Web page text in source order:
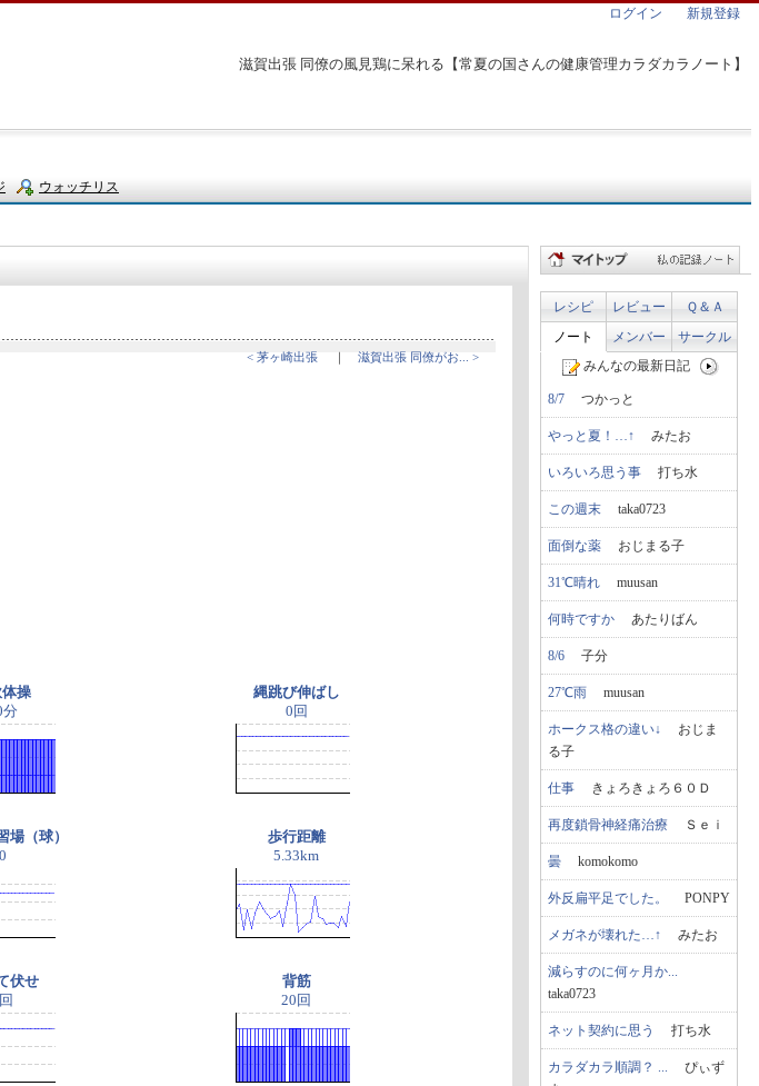
滋賀出張 同僚の風見鶏に呆れる【常夏の国さんの健康管理カラダカラノート】
ログイン 新規登録
ウォッチリス
< 茅ヶ崎出張 ｜ 滋賀出張 同僚がお... >
操
分
縄跳び伸ばし
0回
場（球）
0
歩行距離
5.33km
伏せ
背筋
20回
レシピ レビュー
Ｑ＆Ａ
ノート
メンバー
サークル
みんなの最新日記
8/7 つかっと
やっと夏！…↑ みたお
いろいろ思う事 打ち水
この週末 taka0723
面倒な薬 おじまる子
31℃晴れ muusan
何時ですか あたりばん
8/6 子分
27℃雨 muusan
ホークス格の違い↓ おじま
る子
仕事 きょろきょろ６０Ｄ
再度鎖骨神経痛治療 Ｓｅｉ
曇 komokomo
外反扁平足でした。 PONPY
メガネが壊れた…↑ みたお
減らすのに何ヶ月か...
taka0723
ネット契約に思う 打ち水
カラダカラ順調？ ... ぴぃず